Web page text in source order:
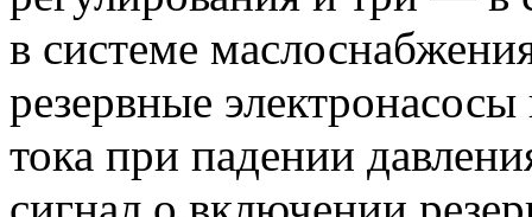
в системе
резервные
тока при падении